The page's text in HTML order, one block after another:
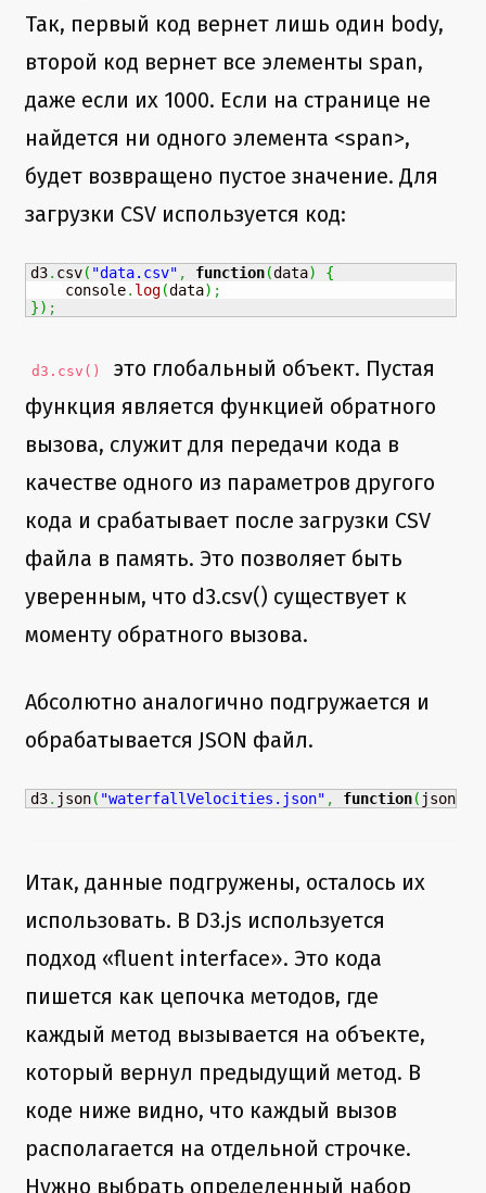
Так, первый код вернет лишь один body,
второй код вернет все элементы span,
даже если их 1000. Если на странице не
найдется ни одного элемента <span>,
будет возвращено пустое значение. Для
загрузки CSV используется код:
d3. csv( "data.csv" , function(data)
{
    console
. log(data) ;
}) ;
d3.csv()
это глобальный объект. Пустая
функция является функцией обратного
вызова, служит для передачи кода в
качестве одного из параметров другого
кода и срабатывает после загрузки CSV
файла в память. Это позволяет быть
уверенным, что d3.csv() существует к
моменту обратного вызова.
Абсолютно аналогично подгружается и
обрабатывается JSON файл.
d3. json( "waterfallVelocities.json" , function( json
Итак, данные подгружены, осталось их
использовать. В D3.js используется
подход «fluent interface». Это кода
пишется как цепочка методов, где
каждый метод вызывается на объекте,
который вернул предыдущий метод. В
коде ниже видно, что каждый вызов
располагается на отдельной строчке.
Нужно выбрать определенный набор